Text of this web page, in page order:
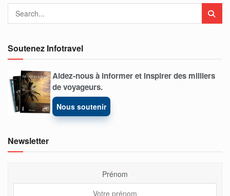
Soutenez Infotravel
Aidez-nous à informer et inspirer des milliers
de voyageurs.
Nous soutenir
Newsletter
Prénom